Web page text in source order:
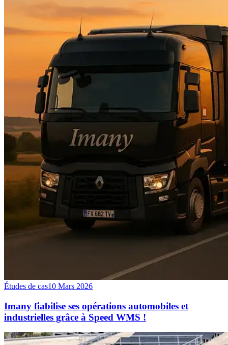
Études de cas10 Mars 2026
Imany fiabilise ses opérations automobiles et
industrielles grâce à Speed WMS !